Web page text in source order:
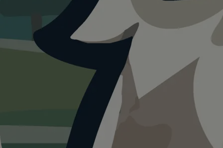
Heute ist für Seehotel Hubertus.
Wetterdaten:
— °C
WETTER